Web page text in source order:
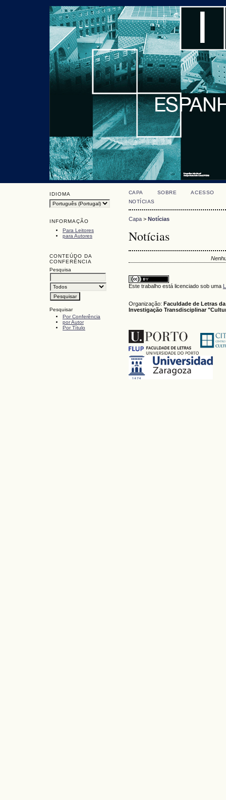
IDIOMA
INFORMAÇÃO
Para Leitores
para Autores
CONTEÚDO DA
CONFERÊNCIA
Pesquisa
Pesquisar
Por Conferência
por Autor
Por Título
CAPA SOBRE
ACESSO
NOTÍCIAS
Capa> Notícias
Notícias
Este trabalho está licenciado sob uma
Organização: Faculdade de Letras
Investigação Transdisciplinar